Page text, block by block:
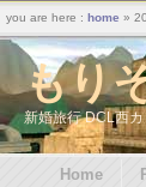
もり
新婚旅行 DCL西
Home
you are here : home »